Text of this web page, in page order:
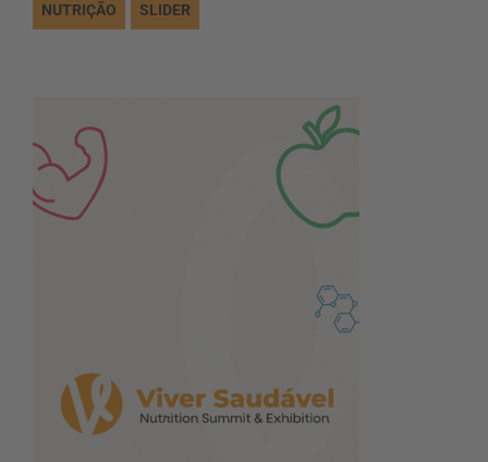
NUTRIÇÃO SLIDER